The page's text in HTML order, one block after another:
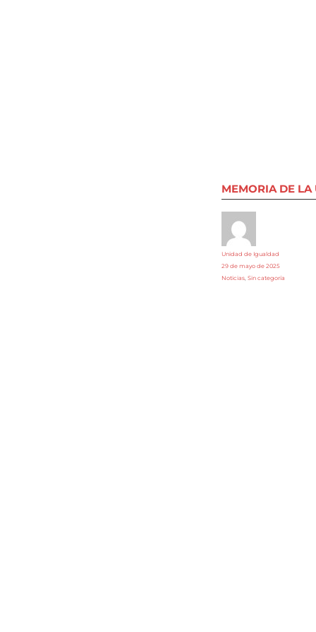
MEMORIA DE
Autor
Unidad de Igualdad
Publicado
el
29 de mayo de 2025
Categorías
Noticias,Sin categoría